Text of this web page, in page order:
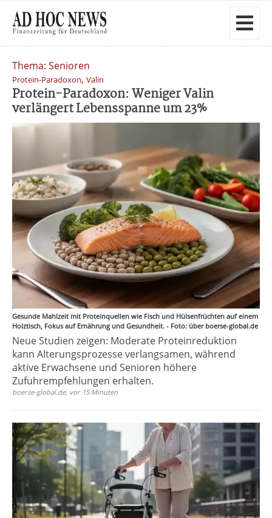
Thema: Senioren
Protein-Paradoxon, Valin
Protein-Paradoxon: Weniger Valin
verlängert Lebensspanne um 23%
Gesunde Mahlzeit mit Proteinquellen wie Fisch und Hülsenfrüchten auf einem
Holztisch, Fokus auf Ernährung und Gesundheit. - Foto: über boerse-global.de
Neue Studien zeigen: Moderate Proteinreduktion
kann Alterungsprozesse verlangsamen, während
aktive Erwachsene und Senioren höhere
Zufuhrempfehlungen erhalten.
boerse-global.de, vor 15 Minuten